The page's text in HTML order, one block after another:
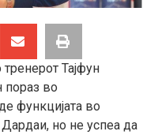
Тајфун
пораз во
функцијата во
но не успеа да